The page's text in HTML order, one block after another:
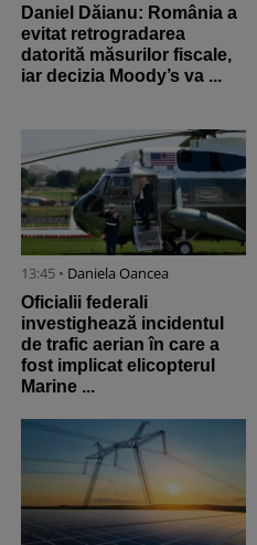
Daniel Dăianu: România a
evitat retrogradarea
datorită măsurilor fiscale,
iar decizia Moody’s va ...
13:45 • Daniela Oancea
Oficialii federali
investighează incidentul
de trafic aerian în care a
fost implicat elicopterul
Marine ...